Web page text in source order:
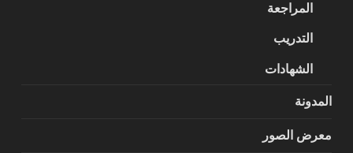
المراجعة
التدريب
الشهادات
المدونة
معرض الصور